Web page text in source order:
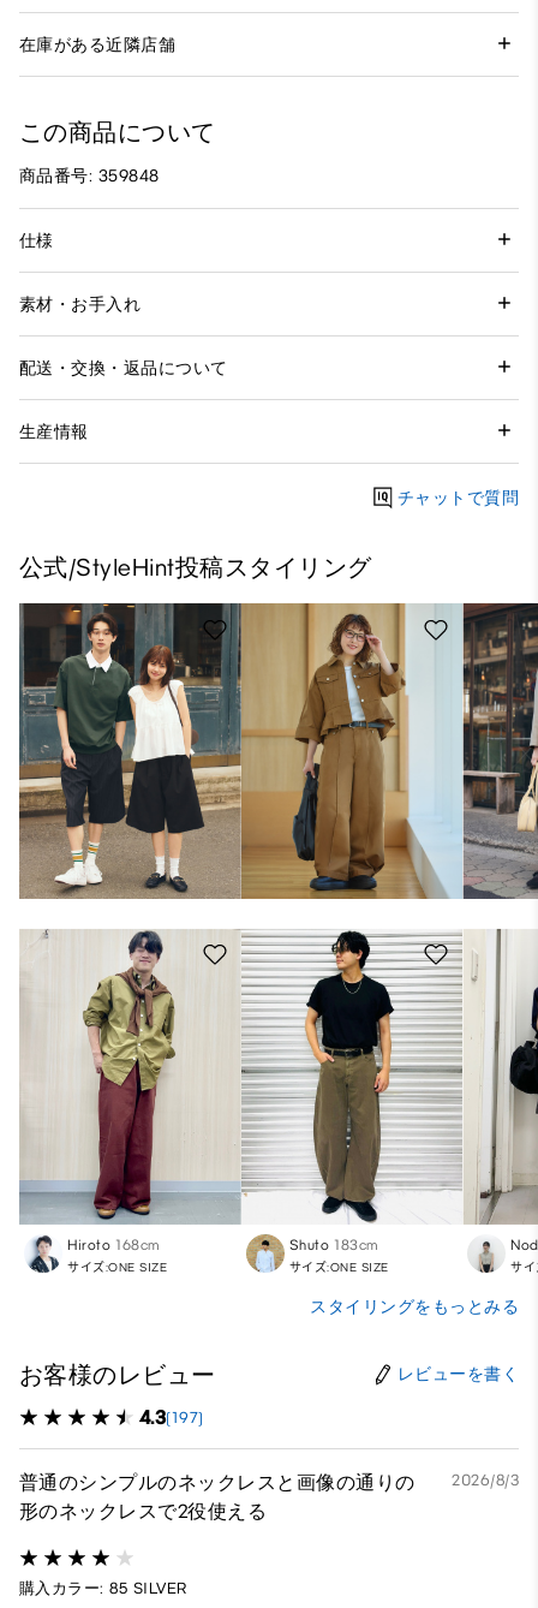
在庫がある近隣店舗
この商品について
商品番号: 359848
仕様
素材・お手入れ
配送・交換・返品について
生産情報
チャットで質問
公式/StyleHint投稿スタイリング
Hiroto 168cm
サイズ:ONE SIZE
Shuto 183cm
サイズ:ONE SIZE サ
スタイリングをもっとみる
お客様のレビュー レビューを書く
4.3(197)
普通のシンプルのネックレスと画像の通りの
形のネックレスで2役使える
2026/8/3
購入カラー: 85 SILVER